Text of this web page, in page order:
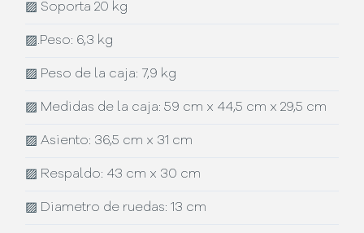
▨ Soporta 20 kg
▨.Peso: 6,3 kg
▨ Peso de la caja: 7,9 kg
▨ Medidas de la caja: 59 cm x 44,5 cm x 29,5 cm
▨ Asiento: 36,5 cm x 31 cm
▨ Respaldo: 43 cm x 30 cm
▨ Diametro de ruedas: 13 cm